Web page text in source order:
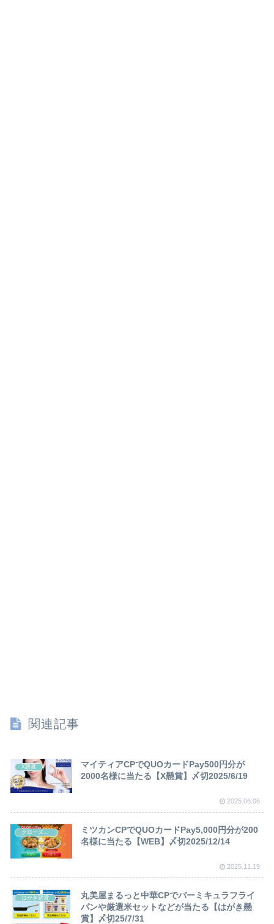
関連記事
X懸賞
マイティアCPでQUOカードPay500円分が
2000名様に当たる【X懸賞】〆切2025/6/19
2025.06.06
ミツカンCPでQUOカードPay5,000円分が200
名様に当たる【WEB】〆切2025/12/14
2025.11.19
はがき懸賞
丸美屋まるっと中華CPでバーミキュラフライ
パンや厳選米セットなどが当たる【はがき懸
賞】〆切25/7/31